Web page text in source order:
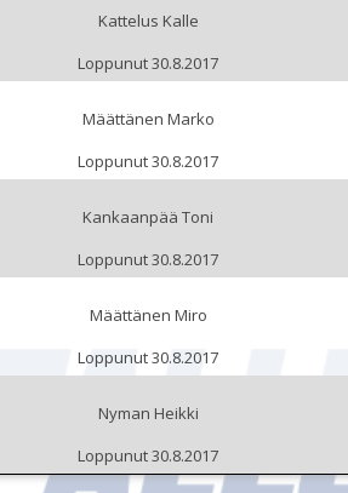
Kattelus Kalle
Loppunut 30.8.2017
Määttänen Marko
Loppunut 30.8.2017
Kankaanpää Toni
Loppunut 30.8.2017
Määttänen Miro
Loppunut 30.8.2017
Nyman Heikki
Loppunut 30.8.2017